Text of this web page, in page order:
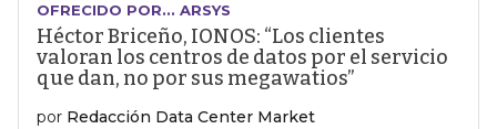
OFRECIDO POR... ARSYS
Héctor Briceño, IONOS: “Los clientes
valoran los centros de datos por el servicio
que dan, no por sus megawatios”
por Redacción Data Center Market